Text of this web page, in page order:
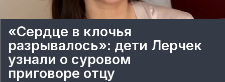
«Сердце в клочья
разрывалось»: дети Лерчек
узнали о суровом
приговоре отцу